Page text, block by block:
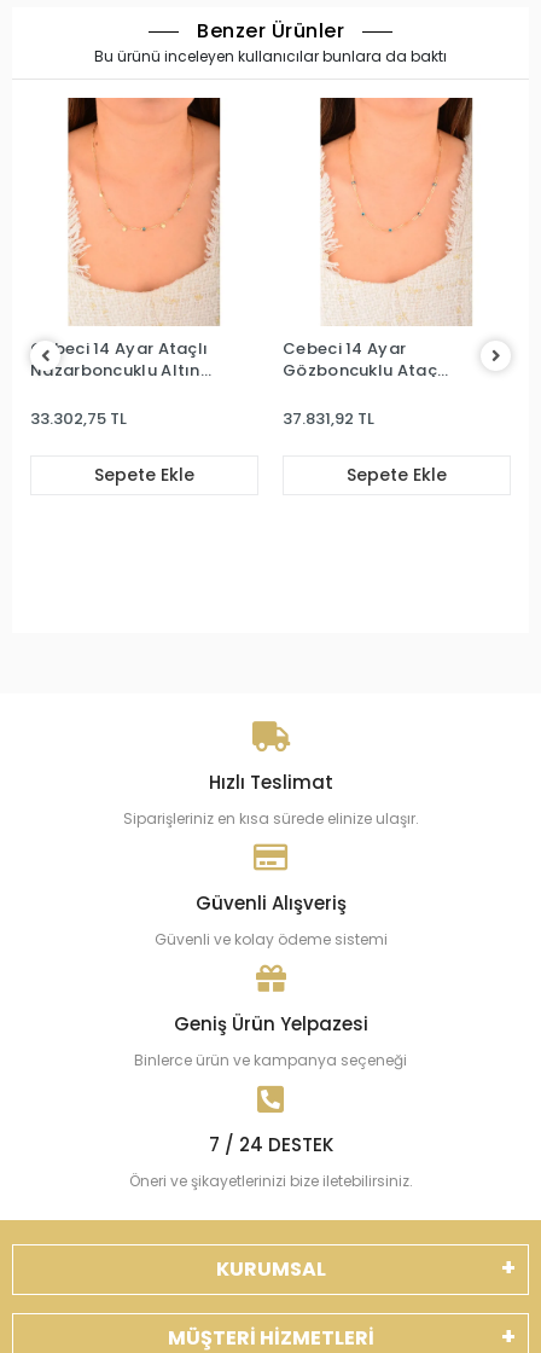
Benzer Ürünler
Bu ürünü inceleyen kullanıcılar bunlara da baktı
Cebeci 14 Ayar Ataçlı
Nazarboncuklu Altın
33.302,75 TL
Sepete Ekle
Cebeci 14 Ayar
Gözboncuklu Ataç
37.831,92 TL
Sepete Ekle
Hızlı Teslimat
Siparişleriniz en kısa sürede elinize ulaşır.
Güvenli Alışveriş
Güvenli ve kolay ödeme sistemi
Geniş Ürün Yelpazesi
Binlerce ürün ve kampanya seçeneği
7 / 24 DESTEK
Öneri ve şikayetlerinizi bize iletebilirsiniz.
KURUMSAL
MÜŞTERİ HİZMETLERİ